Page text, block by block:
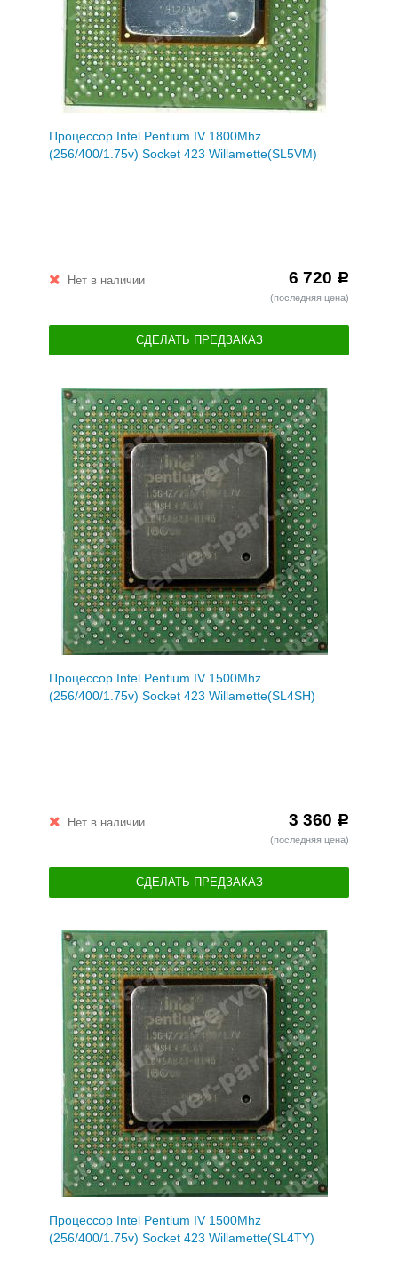
Процессор Intel Pentium IV 1800Mhz
(256/400/1.75v) Socket 423 Willamette(SL5VM)
Нет в наличии 6 720 Р
(последняя цена)
СДЕЛАТЬ ПРЕДЗАКАЗ
Процессор Intel Pentium IV 1500Mhz
(256/400/1.75v) Socket 423 Willamette(SL4SH)
Нет в наличии 3 360 Р
(последняя цена)
СДЕЛАТЬ ПРЕДЗАКАЗ
Процессор Intel Pentium IV 1500Mhz
(256/400/1.75v) Socket 423 Willamette(SL4TY)